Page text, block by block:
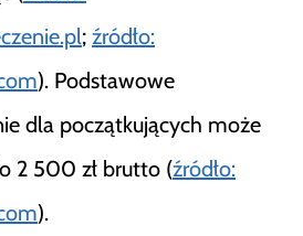
; źródło:
). Podstawowe
dla początkujących może
2 500 zł brutto (źródło:
).